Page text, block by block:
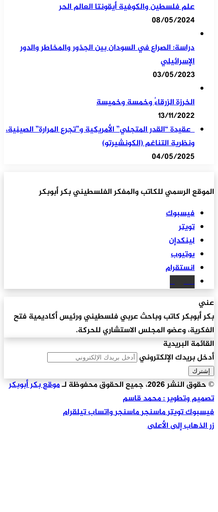
علم فلسطين والكوفية أيقونتا العالم الحر
08/05/2024
دراسة: الصراع في السودان بين الجذور والمخاطر والدور
الإسرائيلي
03/05/2023
الخرزة الزرقاءُ وخمسة وخميسة
13/11/2022
عقيدة “القدر المتجلي” الأمريكية و”تجرع المرارة” الصينية،
ونظرية التناغم (الكونشيرتو)
04/05/2025
الموقع الرسمي للكاتب والمفكر الفلسطيني بكر أبوبكر
فيسبوك
تويتر
لينكدإن
يوتيوب
انستقرام
سكريبد
عني
بكر أبوبكر كاتب وباحث عربي فلسطيني ورئيس أكاديمية فتح
الفكرية، وعضو المجلس الاستشاري للحركة.
القائمة البريدية
أدخل بريدك الإلكتروني
© حقوق النشر 2026، جميع الحقوق محفوظة لـ
موقع بكر أبوبكر
تصميم وتطوير : محمد قاسم
فيسبوكتويترماسنجرماسنجرواتسابتيلقرام
زر الذهاب إلى الأعلى